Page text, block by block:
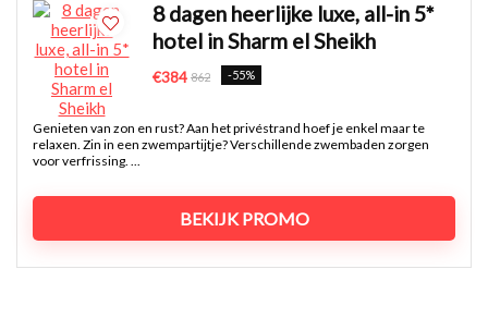
8 dagen heerlijke luxe, all-in 5*
hotel in Sharm el Sheikh
€384 862 -55%
Genieten van zon en rust? Aan het privéstrand hoef je enkel maar te
relaxen. Zin in een zwempartijtje? Verschillende zwembaden zorgen
voor verfrissing. ...
BEKIJK PROMO